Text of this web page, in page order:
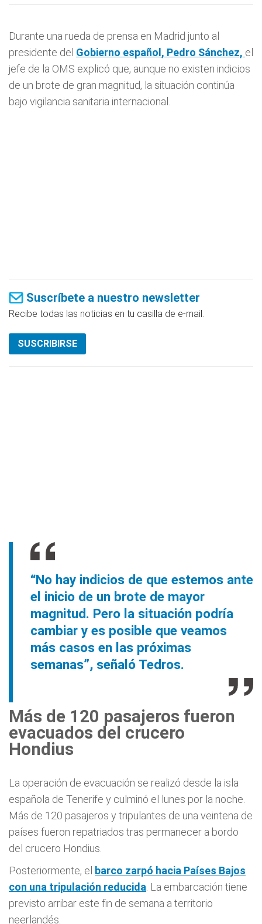
Durante una rueda de prensa en Madrid junto al
presidente del Gobierno español, Pedro Sánchez, el
jefe de la OMS explicó que, aunque no existen indicios
de un brote de gran magnitud, la situación continúa
bajo vigilancia sanitaria internacional.
Suscríbete a nuestro newsletter
Recibe todas las noticias en tu casilla de e-mail.
SUSCRIBIRSE
“No hay indicios de que estemos ante
el inicio de un brote de mayor
magnitud. Pero la situación podría
cambiar y es posible que veamos
más casos en las próximas
semanas”, señaló Tedros.
Más de 120 pasajeros fueron
evacuados del crucero
Hondius
La operación de evacuación se realizó desde la isla
española de Tenerife y culminó el lunes por la noche.
Más de 120 pasajeros y tripulantes de una veintena de
países fueron repatriados tras permanecer a bordo
del crucero Hondius.
Posteriormente, el barco zarpó hacia Países Bajos
con una tripulación reducida . La embarcación tiene
previsto arribar este fin de semana a territorio
neerlandés.